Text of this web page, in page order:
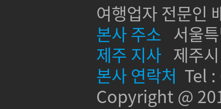
여행업자 전문인
본사 주소 서울
제주 지사 제주
본사 연락처 Tel
Copyright @